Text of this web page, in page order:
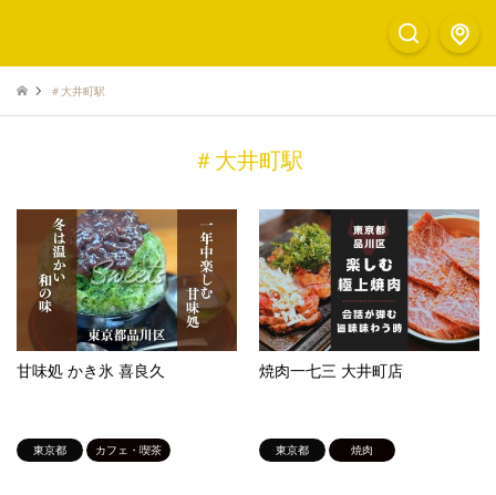
＃大井町駅
＃大井町駅
甘味処 かき氷 喜良久
東京都 カフェ・喫茶
焼肉一七三 大井町店
東京都 焼肉